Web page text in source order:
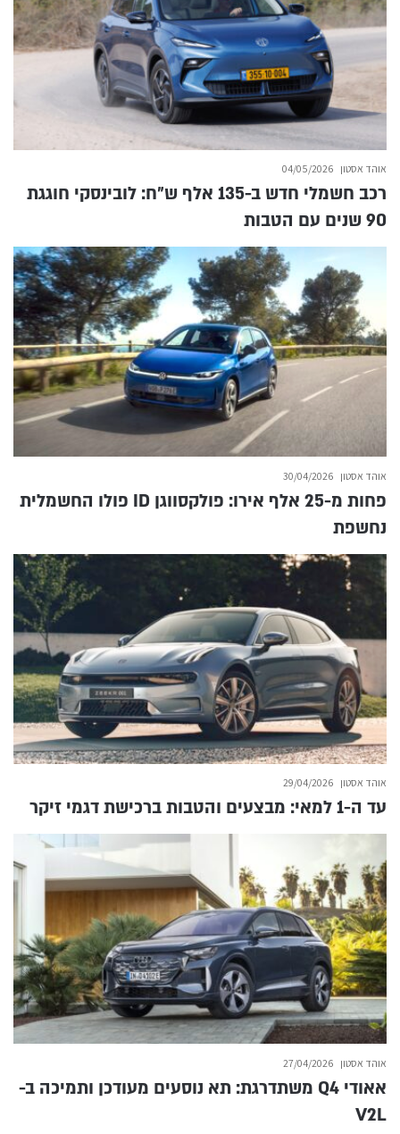
אוהד אסטון 04/05/2026
רכב חשמלי חדש ב-135 אלף ש״ח: לובינסקי חוגגת
90 שנים עם הטבות
אוהד אסטון 30/04/2026
פחות מ-25 אלף אירו: פולקסווגן ID פולו החשמלית
נחשפת
אוהד אסטון 29/04/2026
עד ה-1 למאי: מבצעים והטבות ברכישת דגמי זיקר
אוהד אסטון 27/04/2026
אאודי Q4 משתדרגת: תא נוסעים מעודכן ותמיכה ב-
V2L